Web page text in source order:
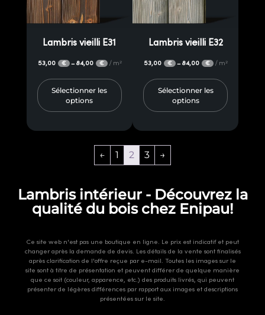
Lambris vieilli E31
53,00 € – 84,00 € / m²
Sélectionner les
options
Lambris vieilli E32
53,00 € – 84,00 € / m²
Sélectionner les
options
← 1 2 3 →
Lambris intérieur - Découvrez la
qualité du bois chez Enipau!
Ce site web n'est pas une boutique en ligne. Le prix est indicatif et peut
changer après la demande de devis. Les détails de la vente sont finalisés
après clarification de l'offre reçue par e-mail. Toutes les images sur le
site sont à titre de présentation et peuvent différer de quelque manière
que ce soit (couleur, apparence, etc.) des produits livrés, qui peuvent
présenter de légères différences par rapport aux images et descriptions
présentées sur le site.